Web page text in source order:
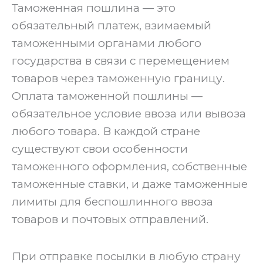
Таможенная пошлина — это
обязательный платеж, взимаемый
таможенными органами любого
государства в связи с перемещением
товаров через таможенную границу.
Оплата таможенной пошлины —
обязательное условие ввоза или вывоза
любого товара. В каждой стране
существуют свои особенности
таможенного оформления, собственные
таможенные ставки, и даже таможенные
лимиты для беспошлинного ввоза
товаров и почтовых отправлений.
‍При отправке посылки в любую страну